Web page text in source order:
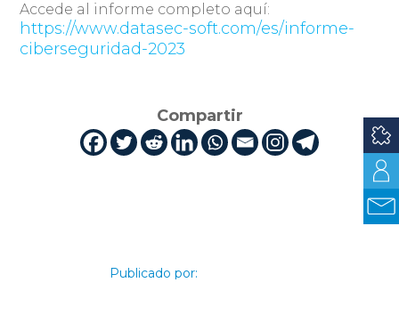
Accede al informe completo aquí:
https://www.datasec-soft.com/es/informe-
ciberseguridad-2023
Compartir
Publicado por: